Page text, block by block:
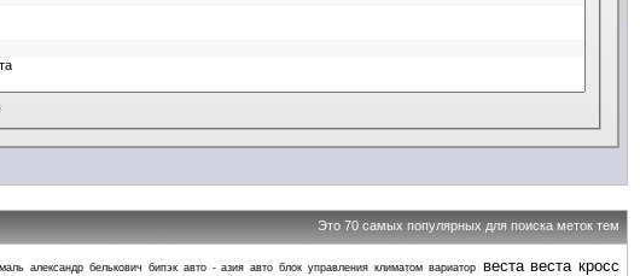
Это 70 самых популярных для поиска меток тем
александр белькович бипэк авто - азия авто блок управления климатом вариатор веста веста кросс